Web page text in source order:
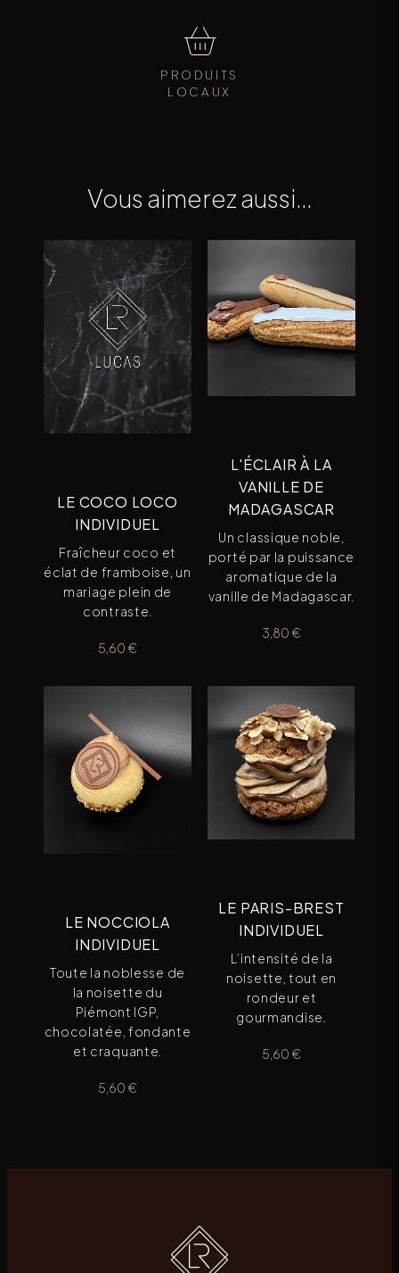
PRODUITS
LOCAUX
Vous aimerez aussi…
LE COCO LOCO
INDIVIDUEL
Fraîcheur coco et
éclat de framboise, un
mariage plein de
contraste.
5,60 €
L'ÉCLAIR À LA
VANILLE DE
MADAGASCAR
Un classique noble,
porté par la puissance
aromatique de la
vanille de Madagascar.
3,80 €
LE NOCCIOLA
INDIVIDUEL
Toute la noblesse de
la noisette du
Piémont IGP,
chocolatée, fondante
et craquante.
5,60 €
LE PARIS-BREST
INDIVIDUEL
L’intensité de la
noisette, tout en
rondeur et
gourmandise.
5,60 €